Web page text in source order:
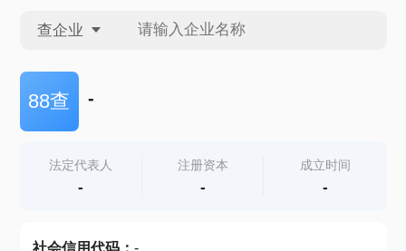
查企业
查企业
查产地
88查 -
法定代表人
-
注册资本
-
成立时间
-
社会信用代码： -